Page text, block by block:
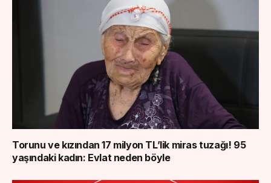
Torunu ve kızından 17 milyon TL’lik miras tuzağı! 95
yaşındaki kadın: Evlat neden böyle